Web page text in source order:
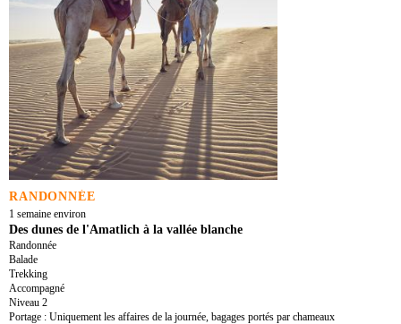
RANDONNÉE
1 semaine environ
Des dunes de l'Amatlich à la vallée blanche
Randonnée
Balade
Trekking
Accompagné
Niveau 2
Portage : Uniquement les affaires de la journée, bagages portés par chameaux